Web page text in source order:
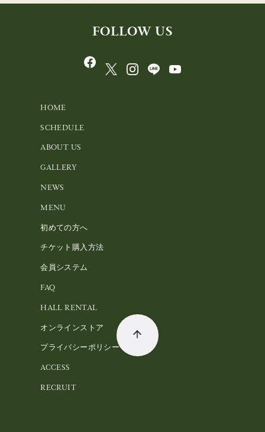
FOLLOW US
HOME
SCHEDULE
ABOUT US
GALLERY
NEWS
MENU
初めての方へ
チケット購入方法
会員システム
FAQ
HALL RENTAL
オンラインストア
プライバシーポリシー
ACCESS
RECRUIT